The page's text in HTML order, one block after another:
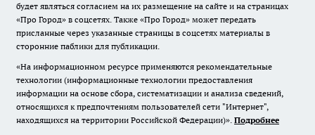
будет являться согласием на их размещение на сайте и на страницах
«Про Город» в соцсетях. Также «Про Город» может передать
присланные через указанные страницы в соцсетях материалы в
сторонние паблики для публикации.
«На информационном ресурсе применяются рекомендательные
технологии (информационные технологии предоставления
информации на основе сбора, систематизации и анализа сведений,
относящихся к предпочтениям пользователей сети "Интернет",
находящихся на территории Российской Федерации)». Подробнее